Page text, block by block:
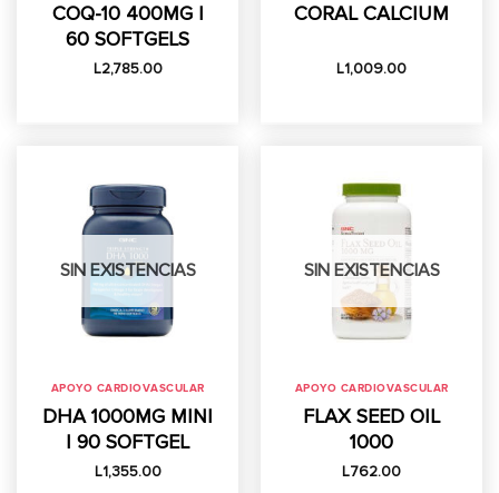
COQ-10 400MG |
60 SOFTGELS
L2,785.00
CORAL CALCIUM
L1,009.00
SIN EXISTENCIAS
APOYO CARDIOVASCULAR
DHA 1000MG MINI
| 90 SOFTGEL
L1,355.00
SIN EXISTENCIAS
APOYO CARDIOVASCULAR
FLAX SEED OIL
1000
L762.00